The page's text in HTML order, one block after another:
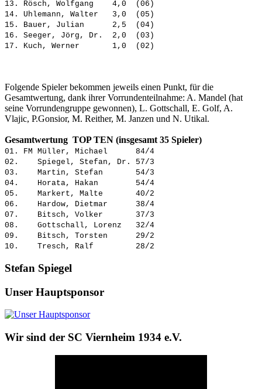
13. Rösch, Wolfgang 4,0 (06)
14. Uhlemann, Walter 3,0 (05)
15. Bauer, Julian 2,5 (04)
16. Seeger, Jörg, Dr. 2,0 (03)
17. Kuch, Werner 1,0 (02)
Folgende Spieler bekommen jeweils einen Punkt, für die
Gesamtwertung, dank ihrer Vorrundenteilnahme: A. Mandel (hat
seine Vorrundengruppe gewonnen), L. Gottschall, E. Golf, A.
Vlajic, P.Gonsior, M. Reither, M. Janzen und N. Utikal.
Gesamtwertung TOP TEN (insgesamt 35 Spieler)
01. FM Müller, Michael 84/4
02. Spiegel, Stefan, Dr. 57/3
03. Martin, Stefan 54/3
04. Horata, Hakan 54/4
05. Markert, Malte 40/2
06. Hardow, Dietmar 38/4
07. Bitsch, Volker 37/3
08. Gottschall, Lorenz 32/4
09. Bitsch, Torsten 29/2
10. Tresch, Ralf 28/2
Stefan Spiegel
Unser Hauptsponsor
Wir sind der SC Viernheim 1934 e.V.